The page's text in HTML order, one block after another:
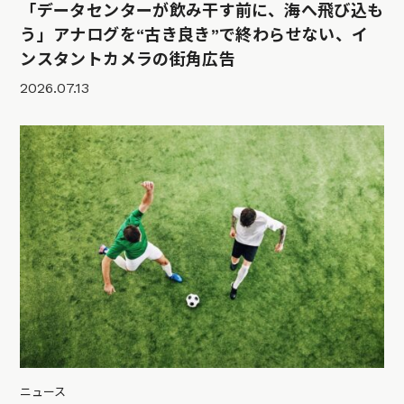
「データセンターが飲み干す前に、海へ飛び込も
う」アナログを“古き良き”で終わらせない、イ
ンスタントカメラの街角広告
2026.07.13
ニュース